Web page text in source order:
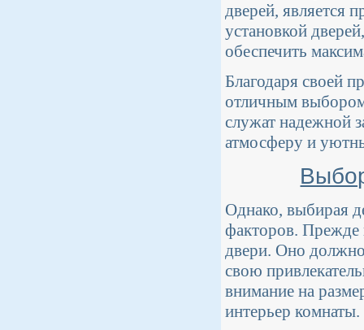
дверей, является
установкой
обеспечить
Благодаря своей
отличным
служат надежной
атмосферу и
Однако, выбирая
факторов. Прежде
двери. Оно
свою
внимание на
интерьер комнаты.